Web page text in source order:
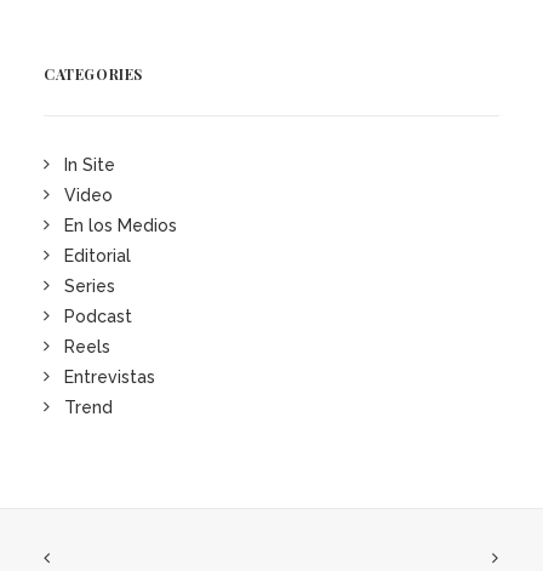
CATEGORIES
In Site
Video
En los Medios
Editorial
Series
Podcast
Reels
Entrevistas
Trend